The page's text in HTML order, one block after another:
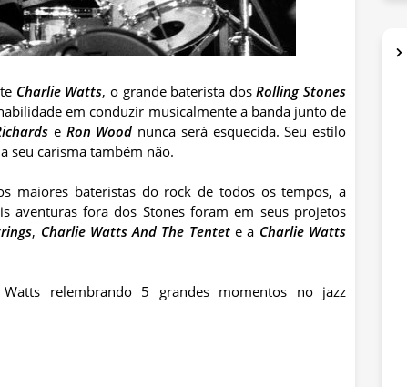
Charlie Watts, o grande baterista dosRolling Stones
em conduzir musicalmente a banda junto de
e Ron Wood nunca será esquecida. Seu estilo
seu carisma também não.
maiores bateristas do rock de todos os tempos, a
aventuras fora dos Stones foram em seus projetos
, Charlie Watts And The Tentete a Charlie Watts
relembrando 5 grandes momentos no jazz